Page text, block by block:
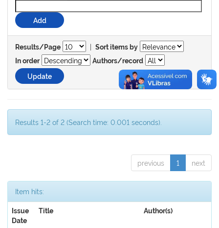
Results/Page | Sort items by
In order
Authors/record
Results 1-2 of 2 (Search time: 0.001 seconds).
previous 1 next
Item hits:
Issue
Date
Title Author(s)